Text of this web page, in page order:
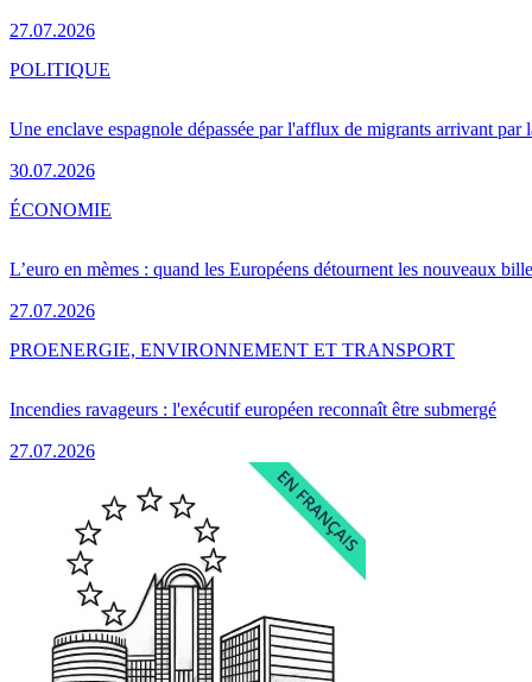
27.07.2026
Une enclave espagnole dépassée par l'afflux de migrants arrivant par
30.07.2026
POLITIQUE
L’euro en mèmes : quand les Européens détournent les nouveaux
27.07.2026
ÉCONOMIE
Incendies ravageurs : l'exécutif européen reconnaît être submergé
27.07.2026
PROENERGIE, ENVIRONNEMENT ET TRANSPORT